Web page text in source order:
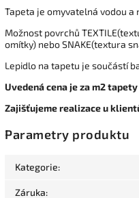
Tapeta je omyvatelná vodou
Možnost povrchů
omítky) nebo SNAKE(textura
Lepidlo na tapetu je součástí
Uvedená cena je za m2
Zajišťujeme realizace u
Parametry produktu
Kategorie:
Záruka: